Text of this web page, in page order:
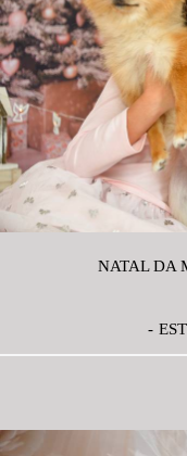
NATAL DA